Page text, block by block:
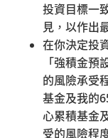
投資目標一
見，以作出
在你決定投
「強積金
的風險承受
基金及我的
心累積基金
受的風險程
© 中銀國
網站地圖 |